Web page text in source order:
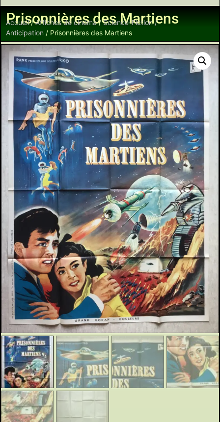
Prisonnières des Martiens
Accueil/Affiches de cinéma/Science-Fiction /
Anticipation / Prisonnières des Martiens